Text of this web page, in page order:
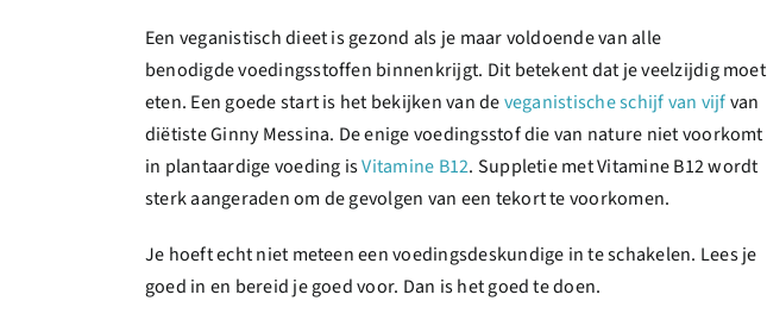
Een veganistisch dieet is gezond als je maar voldoende van alle
benodigde voedingsstoffen binnenkrijgt. Dit betekent dat je veelzijdig moet
eten. Een goede start is het bekijken van deveganistische schijf van vijfvan
diëtiste Ginny Messina. De enige voedingsstof die van nature niet voorkomt
in plantaardige voeding isVitamine B12. Suppletie met Vitamine B12 wordt
sterk aangeraden om de gevolgen van een tekort te voorkomen.
Je hoeft echt niet meteen een voedingsdeskundige in te schakelen. Lees je
goed in en bereid je goed voor. Dan is het goed te doen.